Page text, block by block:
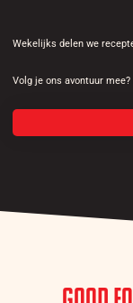
Wekelijks delen we
Volg je ons avontuur